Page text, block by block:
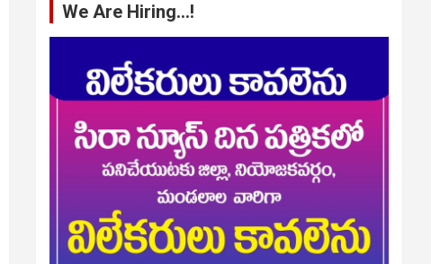
We Are Hiring…!